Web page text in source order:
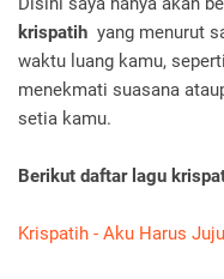
krispatih yang menurut
waktu luang kamu,
menekmati suasana
setia kamu.
Berikut daftar lagu
Krispatih - Aku Harus